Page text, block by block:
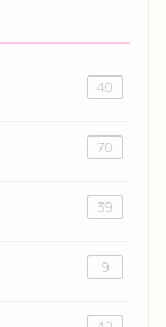
40
70
39
9